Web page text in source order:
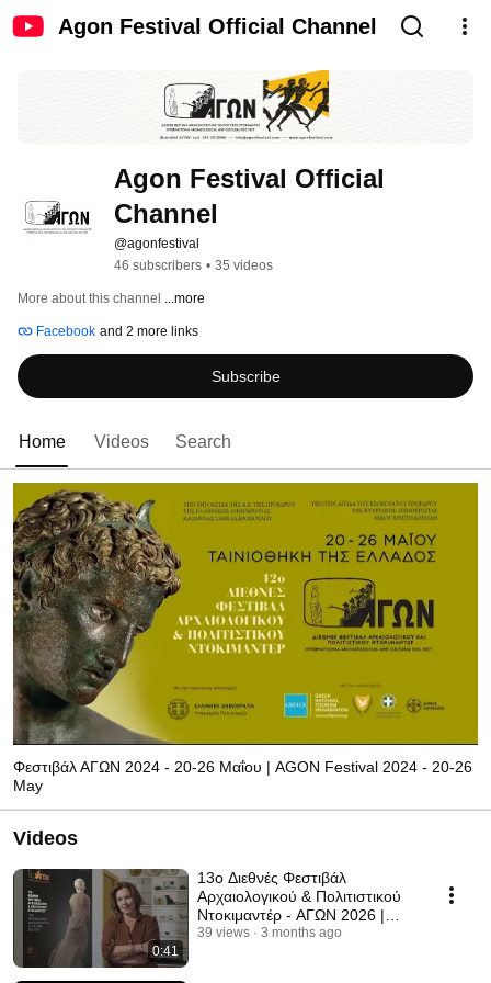
Agon Festival Official Channel
Agon Festival Official
Channel
@agonfestival
46 subscribers • 35 videos
More about this channel ...more
Facebook and 2 more links
Subscribe
Home Videos Search
Φεστιβάλ ΑΓΩΝ 2024 - 20-26 Μαΐου | AGON Festival 2024 - 20-26
May
Videos
0:41
13ο Διεθνές Φεστιβάλ
Αρχαιολογικού & Πολιτιστικού
Ντοκιμαντέρ - ΑΓΩΝ 2026 |
Ραχήλ Μανουκιάν
39 views 3 months ago